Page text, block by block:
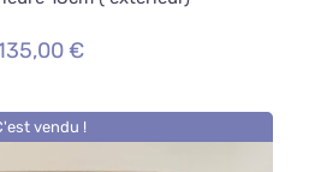
€
vendu !